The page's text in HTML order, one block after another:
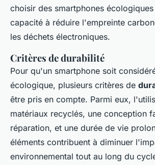
choisir des smartphones
capacité à réduire l'empreinte
les déchets électroniques.
Critères de durabilité
Pour qu'un smartphone soit
écologique, plusieurs critères de
être pris en compte. Parmi eux,
matériaux recyclés, une conception
réparation, et une durée de vie
éléments contribuent à diminuer
environnemental tout au long du